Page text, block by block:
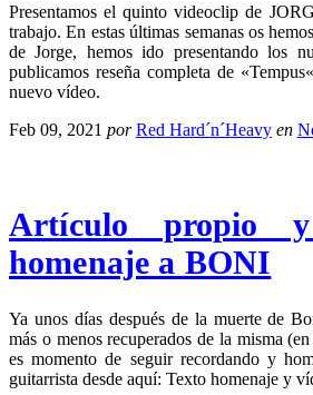
Presentamos el quinto videoclip de
trabajo. En estas últimas semanas os
de Jorge, hemos ido presentando los
publicamos reseña completa de
nuevo vídeo.
Feb 09, 2021 por Red Hard´n´Heavy en
Artículo propio
homenaje a BONI
Ya unos días después de la muerte de
más o menos recuperados de la misma
es momento de seguir recordando y
guitarrista desde aquí: Texto homenaje y